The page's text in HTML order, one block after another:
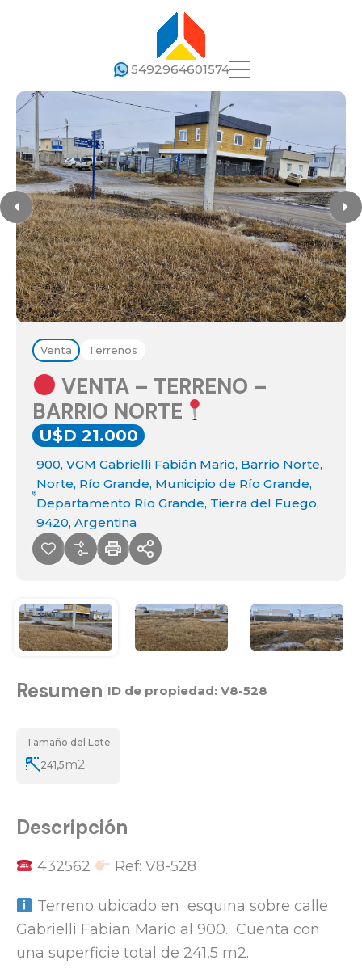
5492964601574
Venta Terrenos
VENTA – TERRENO –
BARRIO NORTE
U$D 21.000
900, VGM Gabrielli Fabián Mario, Barrio Norte,
Norte, Río Grande, Municipio de Río Grande,
Departamento Río Grande, Tierra del Fuego,
9420, Argentina
Resumen ID de propiedad: V8-528
Tamaño del Lote
241,5 m2
Descripción
432562 Ref: V8-528
Terreno ubicado en esquina sobre calle
Gabrielli Fabian Mario al 900. Cuenta con
una superficie total de 241,5 m2.